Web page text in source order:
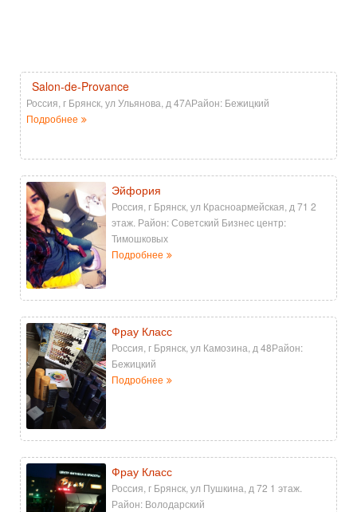
Salon-de-Provance
Россия, г Брянск, ул Ульянова, д 47АРайон: Бежицкий
Подробнее
Эйфория
Россия, г Брянск, ул Красноармейская, д 71 2
этаж. Район: Советский Бизнес центр:
Тимошковых
Подробнее
Фрау Класс
Россия, г Брянск, ул Камозина, д 48Район:
Бежицкий
Подробнее
Фрау Класс
Россия, г Брянск, ул Пушкина, д 72 1 этаж.
Район: Володарский